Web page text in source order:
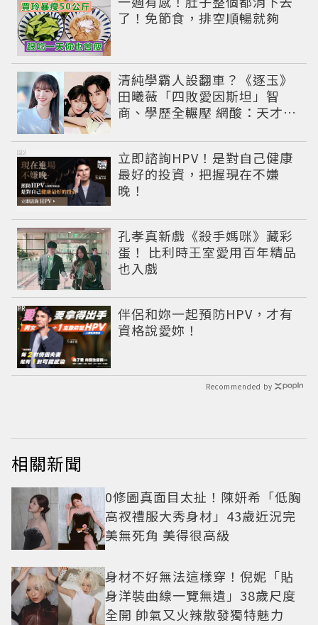
了！免節食，排空順暢就夠
清純學霸人設翻車？《逐玉》
田曦薇「四敗愛因斯坦」智
商、學歷全輾壓 網酸：天才全
立即諮詢HPV！是對自己健康
最好的投資，把握現在不嫌
晚！
PR
孔孝真新戲《殺手媽咪》藏彩
蛋！ 比利時王室愛用百年精品
也入戲
伴侶和妳一起預防HPV，才有
資格說愛妳！
PR
Recommended by
相關新聞
0修圖真面目太扯！陳妍希「低胸
高衩禮服大秀身材」43歲近況完
美無死角 美得很高級
身材不好無法這樣穿！倪妮「貼
身洋裝曲線一覽無遺」38歲尺度
全開 帥氣又火辣散發獨特魅力